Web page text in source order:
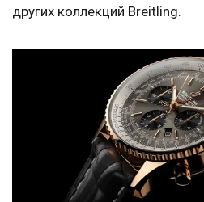
других коллекций Breitling.